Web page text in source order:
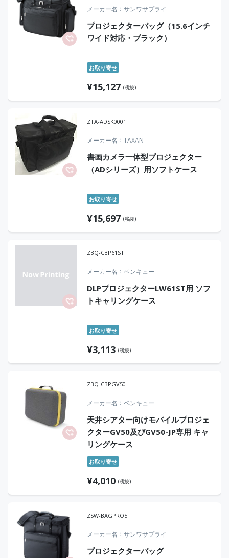
メーカー名 サンワサプライ
プロジェクターバッグ（15.6インチ
ワイド対応・ブラック）
お取り寄せ
¥15,127 (税抜)
ZTA-ADSK0001
メーカー名 TAXAN
書画カメラ一体型プロジェクター
（ADシリーズ）用ソフトケース
お取り寄せ
¥15,697 (税抜)
ZBQ-CBP61ST
メーカー名 ベンキュー
DLPプロジェクターLW61ST用 ソフ
トキャリングケース
お取り寄せ
¥3,113 (税抜)
ZBQ-CBPGV50
メーカー名 ベンキュー
天井シアター向けモバイルプロジェ
クターGV50及びGV50-JP専用 キャ
リングケース
お取り寄せ
¥4,010 (税抜)
ZSW-BAGPRO5
メーカー名 サンワサプライ
プロジェクターバッグ